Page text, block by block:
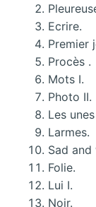
Ecrire.
Premier
Procès .
Mots I.
Photo II.
Les
Larmes.
Sad
Folie.
Lui I.
Noir.